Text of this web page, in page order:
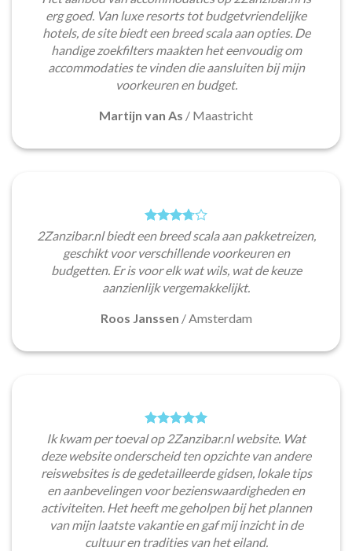
erg goed. Van luxe resorts tot budgetvriendelijke
hotels, de site biedt een breed scala aan opties. De
handige zoekfilters maakten het eenvoudig om
accommodaties te vinden die aansluiten bij mijn
voorkeuren en budget.
Martijn van As / Maastricht
2Zanzibar.nl biedt een breed scala aan pakketreizen,
geschikt voor verschillende voorkeuren en
budgetten. Er is voor elk wat wils, wat de keuze
aanzienlijk vergemakkelijkt.
Roos Janssen /Amsterdam
Ik kwam per toeval op 2Zanzibar.nl website. Wat
deze website onderscheid ten opzichte van andere
reiswebsites is de gedetailleerde gidsen, lokale tips
en aanbevelingen voor bezienswaardigheden en
activiteiten. Het heeft me geholpen bij het plannen
van mijn laatste vakantie en gaf mij inzicht in de
cultuur en tradities van het eiland.